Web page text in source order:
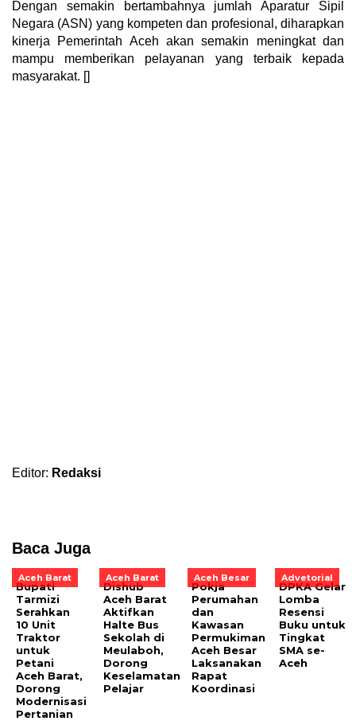
Dengan semakin bertambahnya jumlah Aparatur Sipil
Negara (ASN) yang kompeten dan profesional, diharapkan
kinerja Pemerintah Aceh akan semakin meningkat dan
mampu memberikan pelayanan yang terbaik kepada
masyarakat. []
Editor: Redaksi
Baca Juga
Aceh Barat
Bupati
Tarmizi
Serahkan
10 Unit
Traktor
untuk
Petani
Aceh Barat,
Dorong
Modernisasi
Pertanian
Aceh Barat
Dishub
Aceh Barat
Aktifkan
Halte Bus
Sekolah di
Meulaboh,
Dorong
Keselamatan
Pelajar
Aceh Besar
Pokja
Perumahan
dan
Kawasan
Permukiman
Aceh Besar
Laksanakan
Rapat
Koordinasi
Advetorial
DPKA Gelar
Lomba
Resensi
Buku untuk
Tingkat
SMA se-
Aceh